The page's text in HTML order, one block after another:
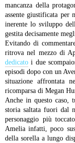
mancanza della
assente giustificata per
inerente lo sviluppo
gestita decisamente
Evitando di
ritrova nel mezzo di
dedicato i due
episodi dopo con un
situazione affrontata
ricomparsa di Megan
Anche in questo caso,
storia saltata fuori dal
personaggio più
Amelia infatti, poco
della sorella a lungo